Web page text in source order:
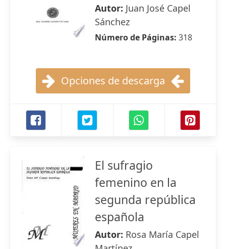
Autor: Juan José Capel
Sánchez
Número de Páginas: 318
Opciones de descarga
El sufragio
femenino en la
segunda república
española
Autor: Rosa María Capel